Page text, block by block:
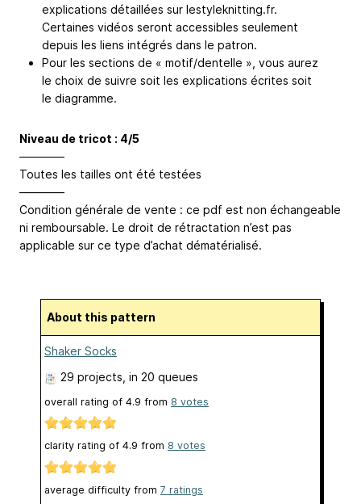
explications détaillées sur lestyleknitting.fr.
Certaines vidéos seront accessibles seulement
depuis les liens intégrés dans le patron.
Pour les sections de « motif/dentelle », vous aurez
le choix de suivre soit les explications écrites soit
le diagramme.
Niveau de tricot : 4/5
————
Toutes les tailles ont été testées
————
Condition générale de vente : ce pdf est non échangeable
ni remboursable. Le droit de rétractation n’est pas
applicable sur ce type d’achat dématérialisé.
About this pattern
Shaker Socks
29 projects , in 20 queues
overall rating of 4.9 from 8 votes
clarity rating of 4.9 from 8 votes
average difficulty from 7 ratings